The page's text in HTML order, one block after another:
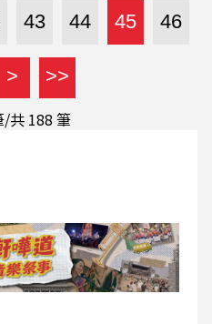
現代不同的樂種和戲劇結
蹈劇場、采風樂坊、NSO
出，並隨團遠赴歐洲荷
，其演奏生涯達到顛
有教無類，透過校園、社
為重要傳統表演藝術「北
)、2017年榮獲傳藝金曲
獲國家文藝獎。 今天
43 44 45 46
> >>
/共 188 筆